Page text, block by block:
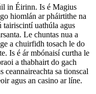
in Éirinn. Is é Magius
hiomlán ar pháirtithe na
tairiscintí uathúla agus
Le chuntas nua a
a chuirfidh tosach le do
Is é ár mbónaisí curtha le
a thabhairt do gach
ceannaireachta sa tionscal
agus an casino ar líne.